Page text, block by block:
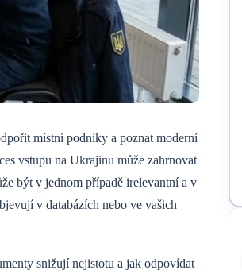
místní podniky a poznat moderní
vstupu na Ukrajinu může zahrnovat
být v jednom případě irelevantní a v
v databázích nebo ve vašich
snižují nejistotu a jak odpovídat